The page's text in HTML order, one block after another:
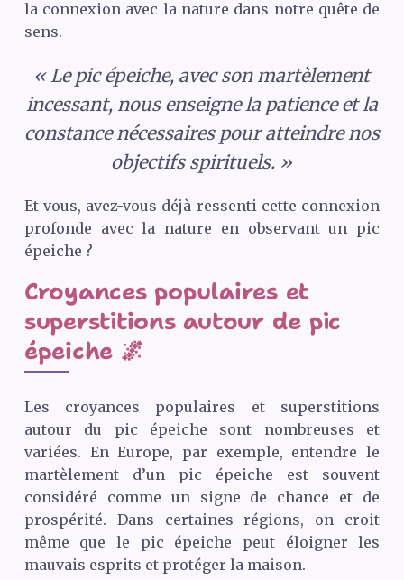
la connexion avec la nature dans notre quête de
sens.
« Le pic épeiche, avec son martèlement
incessant, nous enseigne la patience et la
constance nécessaires pour atteindre nos
objectifs spirituels. »
Et vous, avez-vous déjà ressenti cette connexion
profonde avec la nature en observant un pic
épeiche ?
Croyances populaires et
superstitions autour de pic
épeiche 🌌
Les croyances populaires et superstitions
autour du pic épeiche sont nombreuses et
variées. En Europe, par exemple, entendre le
martèlement d’un pic épeiche est souvent
considéré comme un signe de chance et de
prospérité. Dans certaines régions, on croit
même que le pic épeiche peut éloigner les
mauvais esprits et protéger la maison.